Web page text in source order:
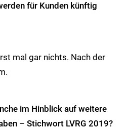
für Kunden künftig
mal gar nichts. Nach der
im Hinblick auf weitere
– Stichwort LVRG 2019?